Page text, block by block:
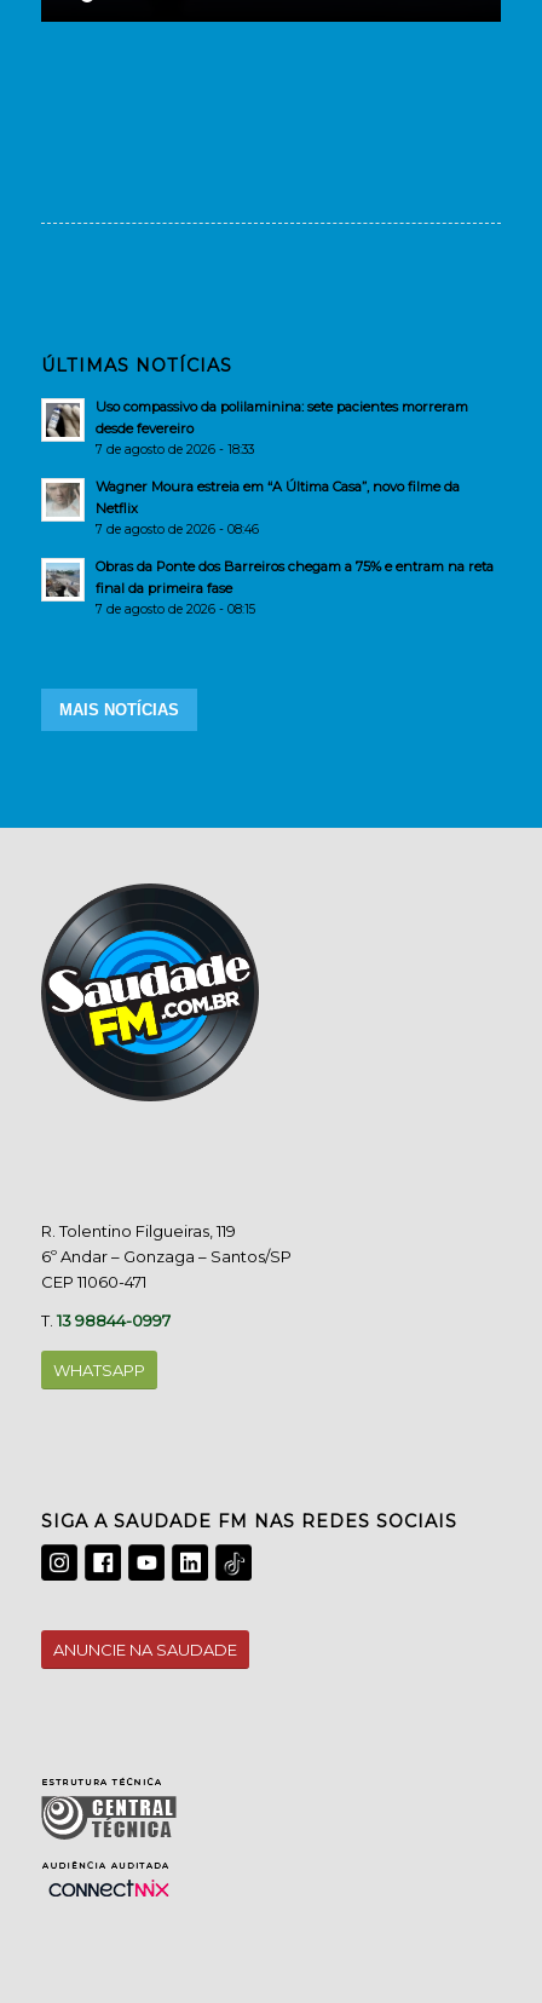
ÚLTIMAS NOTÍCIAS
Uso compassivo da polilaminina: sete pacientes morreram
desde fevereiro
7 de agosto de 2026 - 18:33
Wagner Moura estreia em “A Última Casa”, novo filme da
Netflix
7 de agosto de 2026 - 08:46
Obras da Ponte dos Barreiros chegam a 75% e entram na reta
final da primeira fase
7 de agosto de 2026 - 08:15
MAIS NOTÍCIAS
R. Tolentino Filgueiras, 119
6º Andar – Gonzaga – Santos/SP
CEP 11060-471
T.13 98844-0997
WHATSAPP
SIGA A SAUDADE FM NAS REDES SOCIAIS
ANUNCIE NA SAUDADE